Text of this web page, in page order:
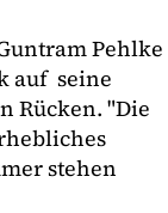
Pehlke
auf seine
Rücken. "Die
stehen